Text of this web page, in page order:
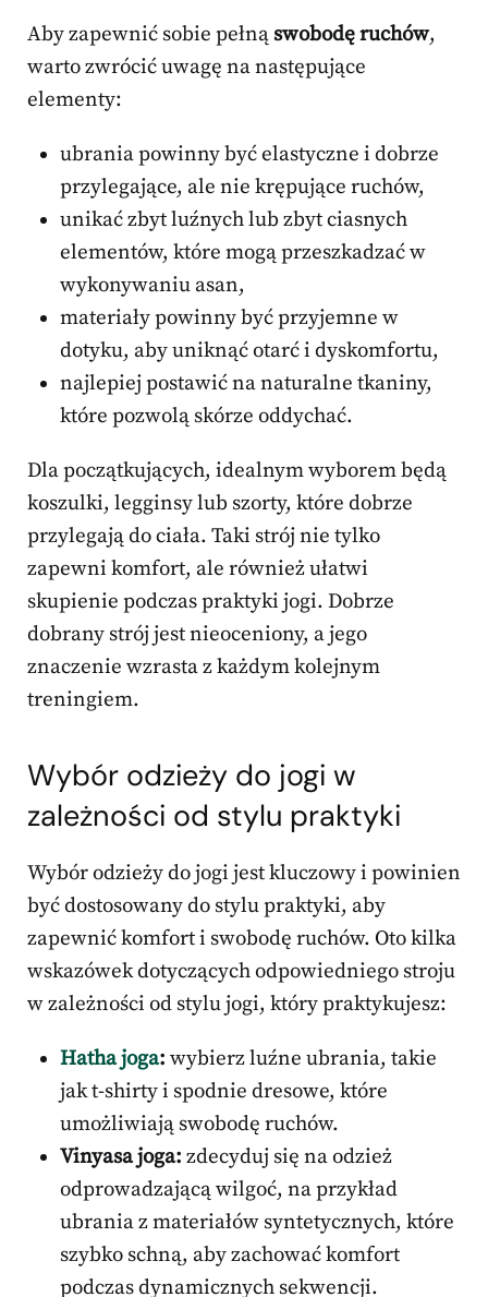
Aby zapewnić sobie pełną swobodę ruchów,
warto zwrócić uwagę na następujące
elementy:
ubrania powinny być elastyczne i dobrze
przylegające, ale nie krępujące ruchów,
unikać zbyt luźnych lub zbyt ciasnych
elementów, które mogą przeszkadzać w
wykonywaniu asan,
materiały powinny być przyjemne w
dotyku, aby uniknąć otarć i dyskomfortu,
najlepiej postawić na naturalne tkaniny,
które pozwolą skórze oddychać.
Dla początkujących, idealnym wyborem będą
koszulki, legginsy lub szorty, które dobrze
przylegają do ciała. Taki strój nie tylko
zapewni komfort, ale również ułatwi
skupienie podczas praktyki jogi. Dobrze
dobrany strój jest nieoceniony, a jego
znaczenie wzrasta z każdym kolejnym
treningiem.
Wybór odzieży do jogi w
zależności od stylu praktyki
Wybór odzieży do jogi jest kluczowy i powinien
być dostosowany do stylu praktyki, aby
zapewnić komfort i swobodę ruchów. Oto kilka
wskazówek dotyczących odpowiedniego stroju
w zależności od stylu jogi, który praktykujesz:
Hatha joga: wybierz luźne ubrania, takie
jak t-shirty i spodnie dresowe, które
umożliwiają swobodę ruchów.
Vinyasa joga: zdecyduj się na odzież
odprowadzającą wilgoć, na przykład
ubrania z materiałów syntetycznych, które
szybko schną, aby zachować komfort
podczas dynamicznych sekwencji.